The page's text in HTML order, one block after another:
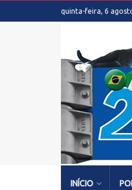
quinta-feira, 6
INÍCIO